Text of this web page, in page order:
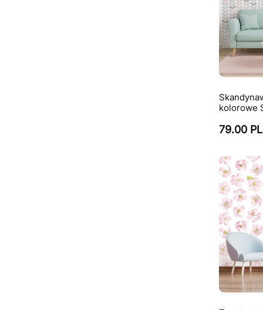
kolorowe
79.00